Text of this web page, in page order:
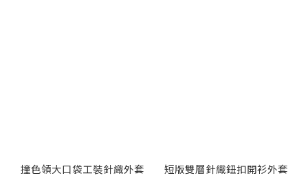
撞色領大口袋工裝針織外套 短版雙層針織鈕扣開衫外套